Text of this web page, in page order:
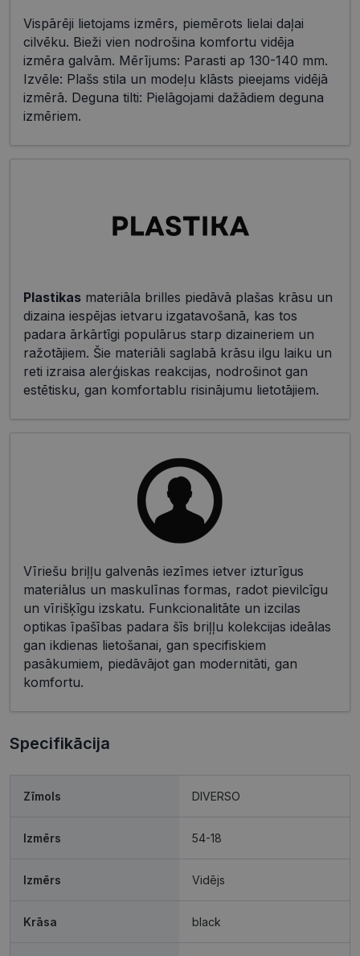
Vispārēji lietojams izmērs, piemērots lielai daļai
cilvēku. Bieži vien nodrošina komfortu vidēja
izmēra galvām. Mērījums: Parasti ap 130-140 mm.
Izvēle: Plašs stila un modeļu klāsts pieejams vidējā
izmērā. Deguna tilti: Pielāgojami dažādiem deguna
izmēriem.
Plastikas materiāla brilles piedāvā plašas krāsu un
dizaina iespējas ietvaru izgatavošanā, kas tos
padara ārkārtīgi populārus starp dizaineriem un
ražotājiem. Šie materiāli saglabā krāsu ilgu laiku un
reti izraisa alerģiskas reakcijas, nodrošinot gan
estētisku, gan komfortablu risinājumu lietotājiem.
Vīriešu briļļu galvenās iezīmes ietver izturīgus
materiālus un maskulīnas formas, radot pievilcīgu
un vīrišķīgu izskatu. Funkcionalitāte un izcilas
optikas īpašības padara šīs briļļu kolekcijas ideālas
gan ikdienas lietošanai, gan specifiskiem
pasākumiem, piedāvājot gan modernitāti, gan
komfortu.
Specifikācija
Zīmols DIVERSO
Izmērs 54-18
Izmērs Vidējs
Krāsa black